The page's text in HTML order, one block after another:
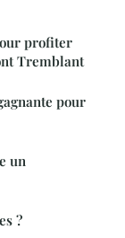
profiter
Tremblant
pour
un
?